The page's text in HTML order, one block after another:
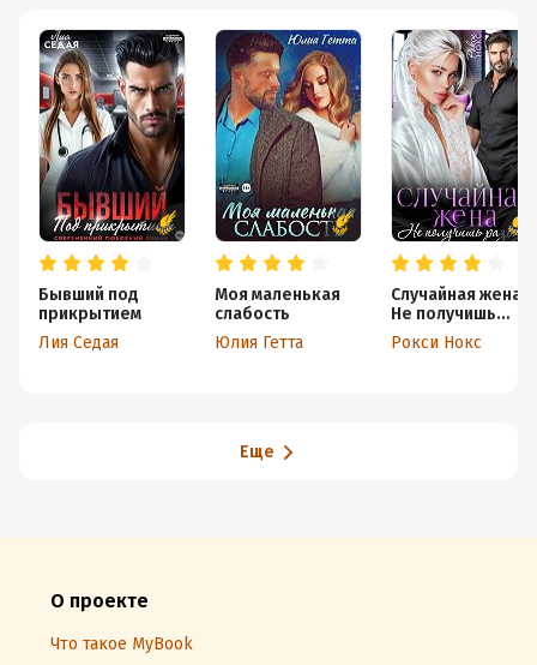
Бывший под
прикрытием
Лия Седая
Моя маленькая
слабость
Юлия Гетта
Случайная жена.
Не получишь
развод!
Рокси Нокс
Еще
О проекте
Что такое MyBook